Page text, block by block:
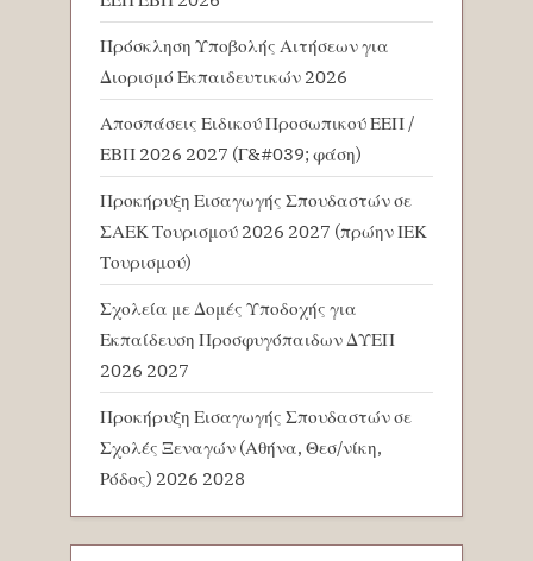
Πρόσκληση Υποβολής Αιτήσεων για
Διορισμό Εκπαιδευτικών 2026
Αποσπάσεις Ειδικού Προσωπικού ΕΕΠ /
ΕΒΠ 2026 2027 (Γ&#039; φάση)
Προκήρυξη Εισαγωγής Σπουδαστών σε
ΣΑΕΚ Τουρισμού 2026 2027 (πρώην ΙΕΚ
Τουρισμού)
Σχολεία με Δομές Υποδοχής για
Εκπαίδευση Προσφυγόπαιδων ΔΥΕΠ
2026 2027
Προκήρυξη Εισαγωγής Σπουδαστών σε
Σχολές Ξεναγών (Αθήνα, Θεσ/νίκη,
Ρόδος) 2026 2028